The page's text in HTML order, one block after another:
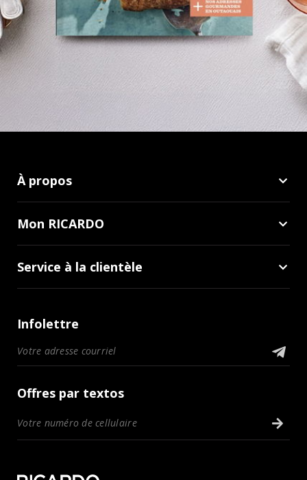
À propos
Mon RICARDO
Service à la clientèle
Infolettre
Offres par textos